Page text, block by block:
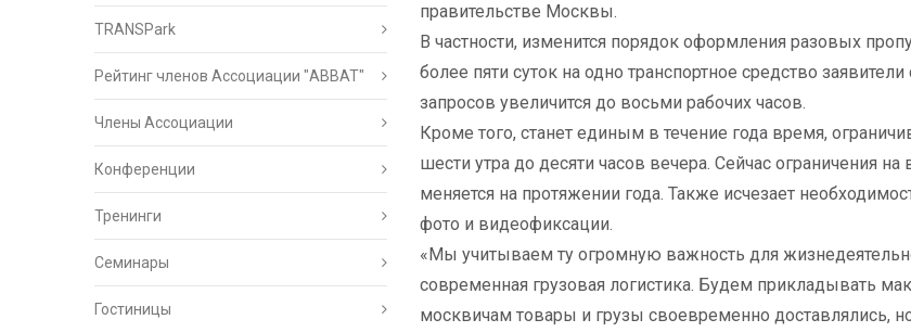
TRANSPark
Рейтинг членов Ассоциации "АВВАТ"
Члены Ассоциации
Конференции
Тренинги
Семинары
Гостиницы
правительстве Москвы.
В частности, изменится порядок оформления разовых
более пяти суток на одно транспортное средство
запросов увеличится до восьми рабочих часов.
Кроме того, станет единым в течение года время,
шести утра до десяти часов вечера. Сейчас ограничения
меняется на протяжении года. Также исчезает
фото и видеофиксации.
«Мы учитываем ту огромную важность для
современная грузовая логистика. Будем прикладывать
москвичам товары и грузы своевременно доставлялись,